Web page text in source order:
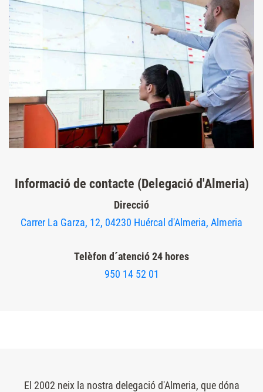
Informació de contacte (Delegació d'Almeria)
Direcció
Carrer La Garza, 12, 04230 Huércal d'Almeria, Almeria
Telèfon d´atenció 24 hores
950 14 52 01
El 2002 neix la nostra delegació d'Almeria, que dóna